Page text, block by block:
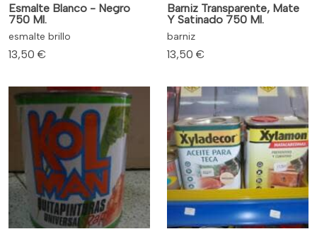
Esmalte Blanco - Negro
750 Ml.
esmalte brillo
13,50 €
Barniz Transparente, Mate
Y Satinado 750 Ml.
barniz
13,50 €